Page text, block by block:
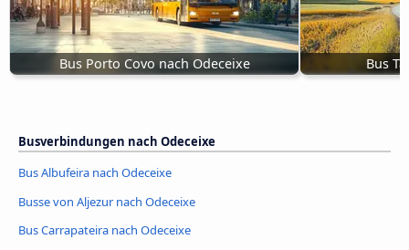
Bus Porto Covo nach Odeceixe Bus
Busverbindungen nach Odeceixe
Bus Albufeira nach Odeceixe
Busse von Aljezur nach Odeceixe
Bus Carrapateira nach Odeceixe